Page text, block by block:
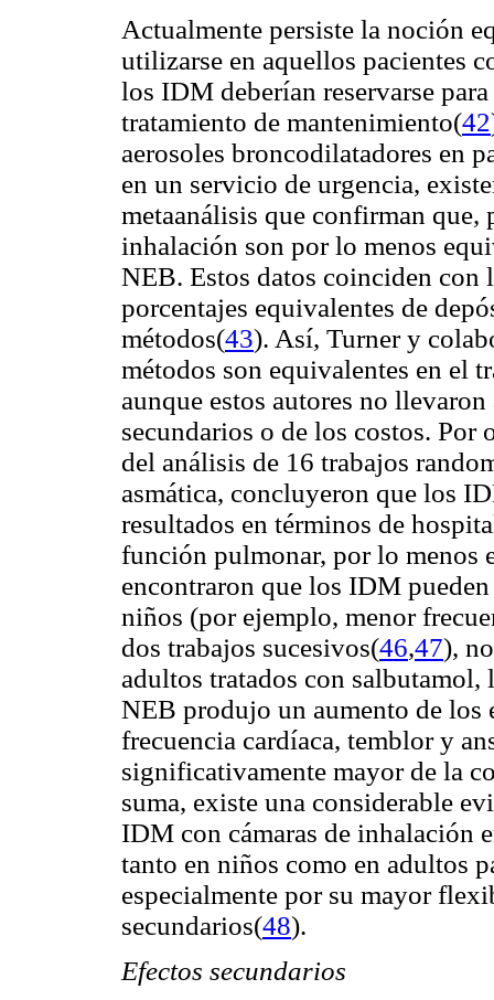
Actualmente persiste la noción
utilizarse en aquellos pacientes
los IDM deberían reservarse
tratamiento de mantenimiento(42
aerosoles broncodilatadores en
en un servicio de urgencia,
metaanálisis que confirman
inhalación son por lo menos
NEB. Estos datos coinciden con
porcentajes equivalentes de
métodos(43). Así, Turner y
métodos son equivalentes en el
aunque estos autores no
secundarios o de los costos. Por
del análisis de 16 trabajos
asmática, concluyeron que los
resultados en términos de
función pulmonar, por lo menos
encontraron que los IDM
niños (por ejemplo, menor
dos trabajos sucesivos(46,47),
adultos tratados con
NEB produjo un aumento de los
frecuencia cardíaca, temblor y
significativamente mayor de la
suma, existe una considerable
IDM con cámaras de inhalación
tanto en niños como en adultos
especialmente por su mayor
secundarios(48).
Efectos secundarios